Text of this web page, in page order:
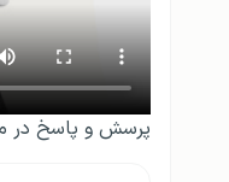
پرسش و پاسخ در